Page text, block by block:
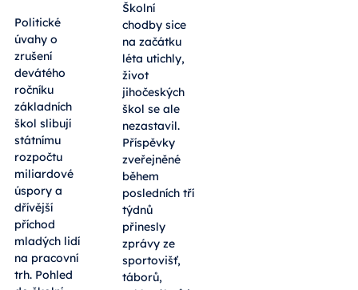
Politické
úvahy o
zrušení
devátého
ročníku
základních
škol slibují
státnímu
rozpočtu
miliardové
úspory a
dřívější
příchod
mladých lidí
na pracovní
trh. Pohled
Školní
chodby sice
na začátku
léta utichly,
život
jihočeských
škol se ale
nezastavil.
Příspěvky
zveřejněné
během
posledních tří
týdnů
přinesly
zprávy ze
sportovišť,
táborů,